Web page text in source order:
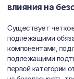
влияния на
Существует
подлежащими
компонентами,
подлежащими
первой категории